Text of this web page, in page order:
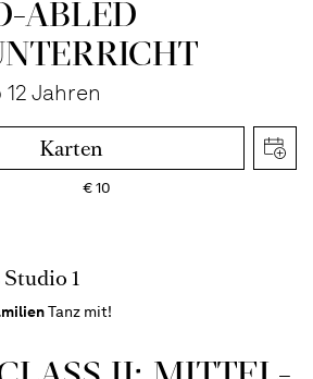
­ABLED
Jahren
Karten
€10
1
Tanz mit!